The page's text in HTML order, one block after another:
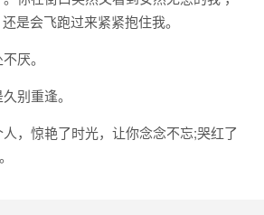
是会飞跑过来紧紧抱住我。
厌。
别重逢。
，惊艳了时光，让你念念不忘;哭红了